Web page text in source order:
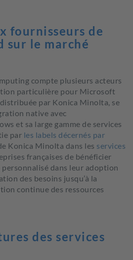
fournisseurs de
sur le marché
compte plusieurs acteurs
particulière pour Microsoft
par Konica Minolta, se
native avec
et sa large gamme de services
par les labels décernés par
Konica Minolta dans les services
françaises de bénéficier
personnalisé dans leur adoption
des besoins jusqu’à la
continue des ressources
des services